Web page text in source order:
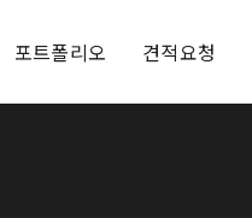
포트폴리오 견적요청